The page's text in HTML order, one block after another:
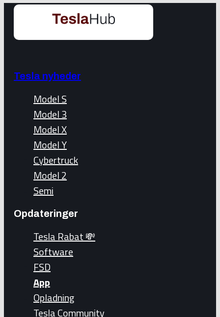
Tesla nyheder
Model S
Model 3
Model X
Model Y
Cybertruck
Model 2
Semi
Opdateringer
Tesla Rabat 💸
Software
FSD
App
Opladning
Tesla Community